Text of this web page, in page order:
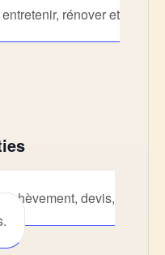
rénover et
devis,